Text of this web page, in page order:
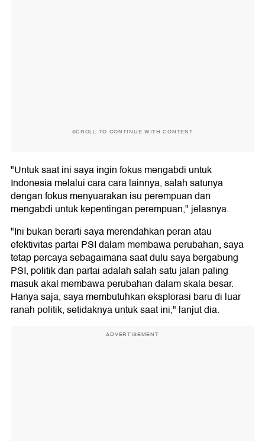
SCROLL TO CONTINUE WITH CONTENT
"Untuk saat ini saya ingin fokus mengabdi untuk
Indonesia melalui cara cara lainnya, salah satunya
dengan fokus menyuarakan isu perempuan dan
mengabdi untuk kepentingan perempuan," jelasnya.
"Ini bukan berarti saya merendahkan peran atau
efektivitas partai PSI dalam membawa perubahan, saya
tetap percaya sebagaimana saat dulu saya bergabung
PSI, politik dan partai adalah salah satu jalan paling
masuk akal membawa perubahan dalam skala besar.
Hanya saja, saya membutuhkan eksplorasi baru di luar
ranah politik, setidaknya untuk saat ini," lanjut dia.
ADVERTISEMENT